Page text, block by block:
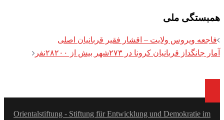
همبستگی ملی
Post
navigation
فاجعه ویروس ولایت – اقشار فقیر قربانیان اصلی
آمار جانگداز قربانیان کرونا در ۲۷۳شهر بیش از ۲۸۲۰۰نفر
Orientalstiftung - Stiftung für Entwicklung und Demokratie im